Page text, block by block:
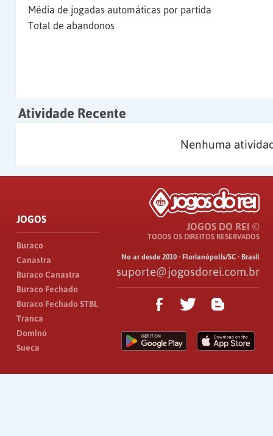
Média de jogadas automáticas por partida
Total de abandonos
Atividade Recente
Nenhuma
JOGOS
Buraco
Canastra
Buraco Canastra
Buraco Fechado
Buraco Fechado STBL
Tranca
Dominó
Sueca
JOGOS DO REI ©
TODOS OS DIREITOS RESERVADOS
No ar desde 2010 · Florianópolis/SC · Brasil
suporte@jogosdorei.com.br